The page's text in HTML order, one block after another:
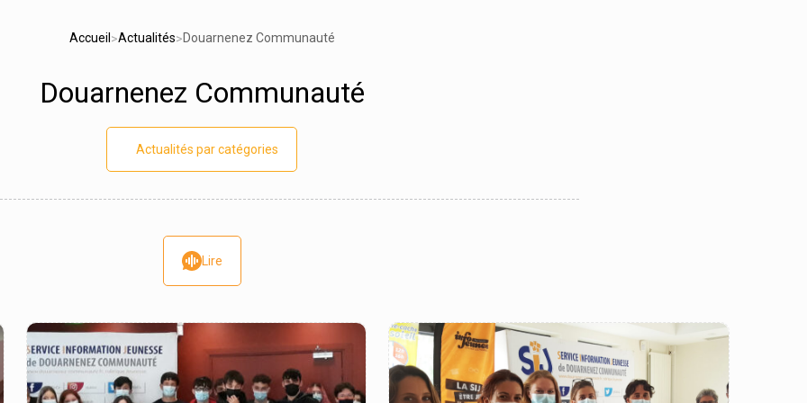
Accueil >Actualités>Douarnenez Communauté
Douarnenez Communauté
Actualités par catégories
Lire